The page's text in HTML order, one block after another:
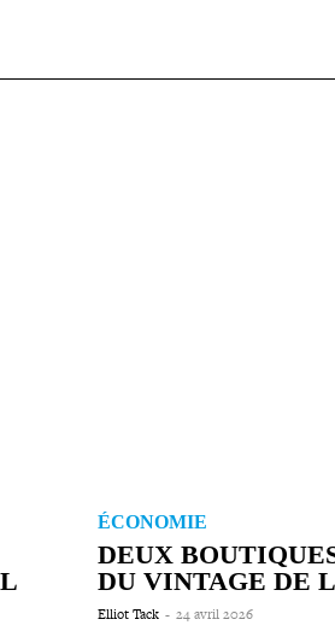
ÉCONOMIE
DEUX
DU VINTAGE DE
Elliot Tack - 24 avril 2026